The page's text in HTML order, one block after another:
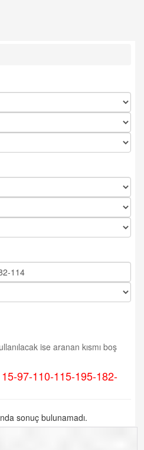
ise aranan kısmı boş
97-110-115-195-182-
sonuç bulunamadı.